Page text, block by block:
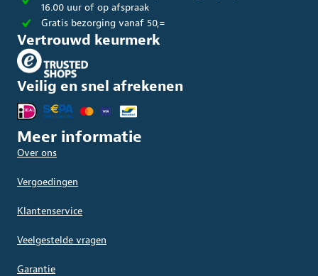
16.00 uur of op afspraak
Gratis bezorging vanaf 50,=
Vertrouwd keurmerk
Veilig en snel afrekenen
Meer informatie
Over ons
Vergoedingen
Klantenservice
Veelgestelde vragen
Garantie